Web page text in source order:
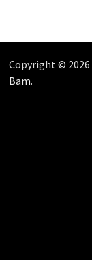
Copyright © 2026
Bam.